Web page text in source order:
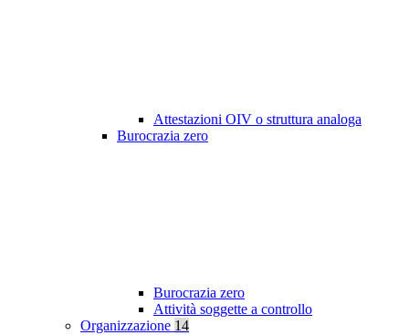
Attestazioni OIV o struttura analoga
Burocrazia zero
Burocrazia zero
Attività soggette a controllo
Organizzazione 14